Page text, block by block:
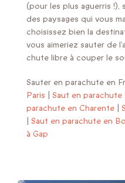
(pour les plus aguerris !),
des paysages qui vous
choisissez bien la
vous aimeriez sauter de
chute libre à couper le
Sauter en parachute en
Paris
Saut en parachute
parachute en Charente
Saut en parachute en
à Gap